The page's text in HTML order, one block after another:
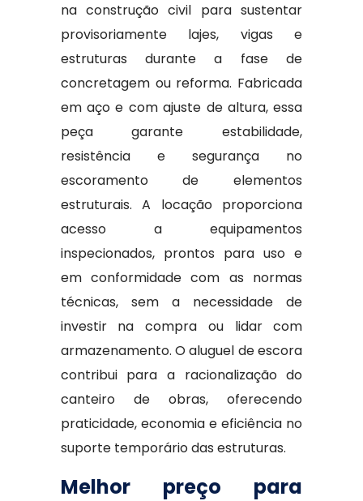
na construção civil para sustentar
provisoriamente lajes, vigas e
estruturas durante a fase de
concretagem ou reforma. Fabricada
em aço e com ajuste de altura, essa
peça garante estabilidade,
resistência e segurança no
escoramento de elementos
estruturais. A locação proporciona
acesso a equipamentos
inspecionados, prontos para uso e
em conformidade com as normas
técnicas, sem a necessidade de
investir na compra ou lidar com
armazenamento. O aluguel de escora
contribui para a racionalização do
canteiro de obras, oferecendo
praticidade, economia e eficiência no
suporte temporário das estruturas.
Melhor preço para